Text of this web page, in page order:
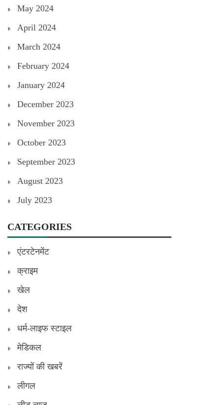
May 2024
April 2024
March 2024
February 2024
January 2024
December 2023
November 2023
October 2023
September 2023
August 2023
July 2023
CATEGORIES
एंटरटेनमेंट
क्राइम
खेल
देश
धर्म-लाइफ स्टाइल
मेडिकल
राज्यों की खबरें
लीगल